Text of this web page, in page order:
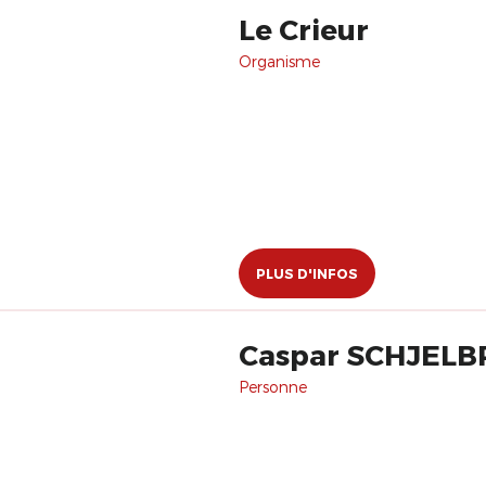
Le Crieur
Organisme
PLUS D'INFOS
Caspar
Personne